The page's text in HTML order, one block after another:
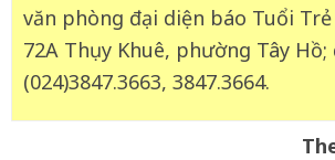
văn phòng đại diện báo Tuổi
72A Thụy Khuê, phường Tây
(024)3847.3663, 3847.3664.